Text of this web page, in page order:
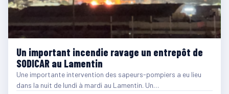
Un important incendie ravage un entrepôt de
SODICAR au Lamentin
Une importante intervention des sapeurs-pompiers a eu lieu
dans la nuit de lundi à mardi au Lamentin. Un…